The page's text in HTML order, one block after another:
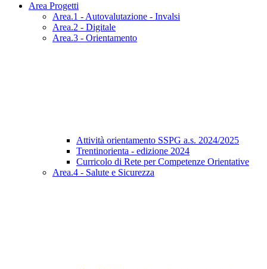
Area Progetti
Area.1 - Autovalutazione - Invalsi
Area.2 - Digitale
Area.3 - Orientamento
Attività orientamento SSPG a.s. 2024/2025
Trentinorienta - edizione 2024
Curricolo di Rete per Competenze Orientative
Area.4 - Salute e Sicurezza